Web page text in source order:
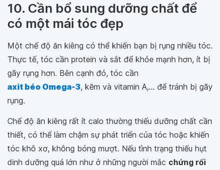
10. Cần bổ sung dưỡng chất để
có một mái tóc đẹp
Một chế độ ăn kiêng có thể khiến bạn bị rụng nhiều tóc.
Thực tế, tóc cần protein và sắt để khỏe mạnh hơn, ít bị
gãy rụng hơn. Bên cạnh đó, tóc cần
axit béo Omega-3, kẽm và vitamin A,... để tránh bị gãy
rụng.
Chế độ ăn kiêng rất ít calo thường thiếu dưỡng chất cần
thiết, có thể làm chậm sự phát triển của tóc hoặc khiến
tóc khô xơ, không bóng mượt. Nếu tình trạng thiếu hụt
dinh dưỡng quá lớn như ở những người mắc chứng rối